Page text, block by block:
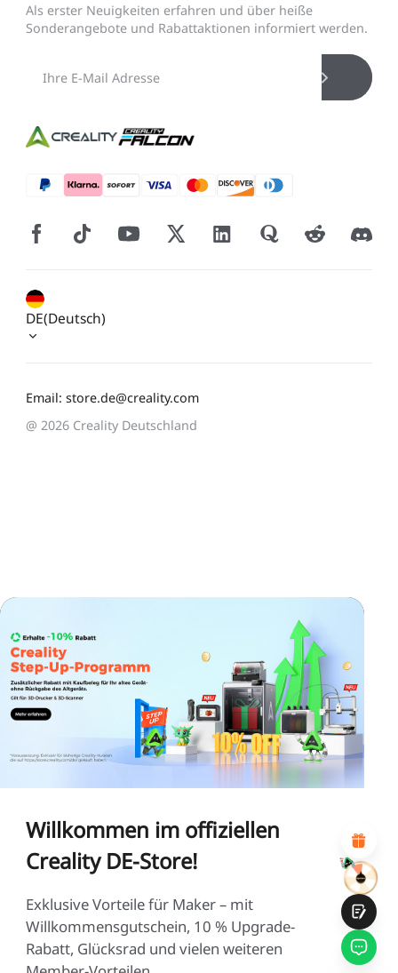
*BEWERTEN SIE IHR ZUFRIEDENHEITSNIVEAU MIT
DIESER SEITE:
UNZUFRIEDEN
ZUFRIEDEN
3 5 6 7 8 9 10
* GRÜNDE FÜR IHRE ZUFRIEDENHEIT
Attraktives visuelles Design
Klare Navigation und Kategorien
Reichhaltiges Inhalt
Schnelle Seitenladung
Fluide Interaktion
Als erster Neuigkeiten erfahren und über heiße
Sonderangebote und Rabattaktionen informiert werden.
Email: store.de@creality.com
DE(Deutsch)
@ 2026 Creality Deutschland
Willkommen im offiziellen
Creality DE-Store!
Exklusive Vorteile für Maker – mit
Willkommensgutschein, 10 % Upgrade-
Rabatt, Glücksrad und vielen weiteren